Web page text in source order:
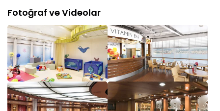
Fotoğraf ve Videolar